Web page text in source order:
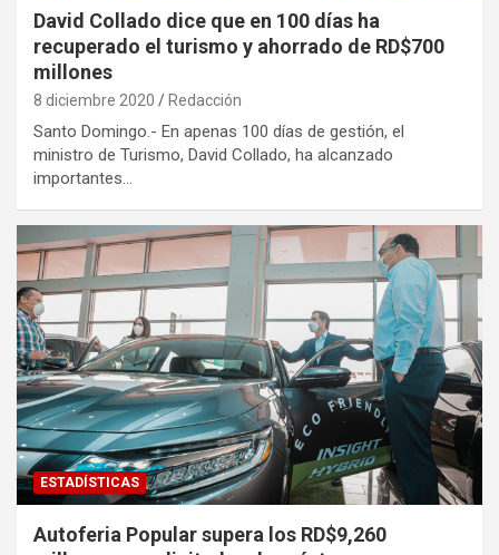
David Collado dice que en 100 días ha
recuperado el turismo y ahorrado de RD$700
millones
8 diciembre 2020 Redacción
Santo Domingo.- En apenas 100 días de gestión, el
ministro de Turismo, David Collado, ha alcanzado
importantes…
ESTADÍSTICAS
Autoferia Popular supera los RD$9,260